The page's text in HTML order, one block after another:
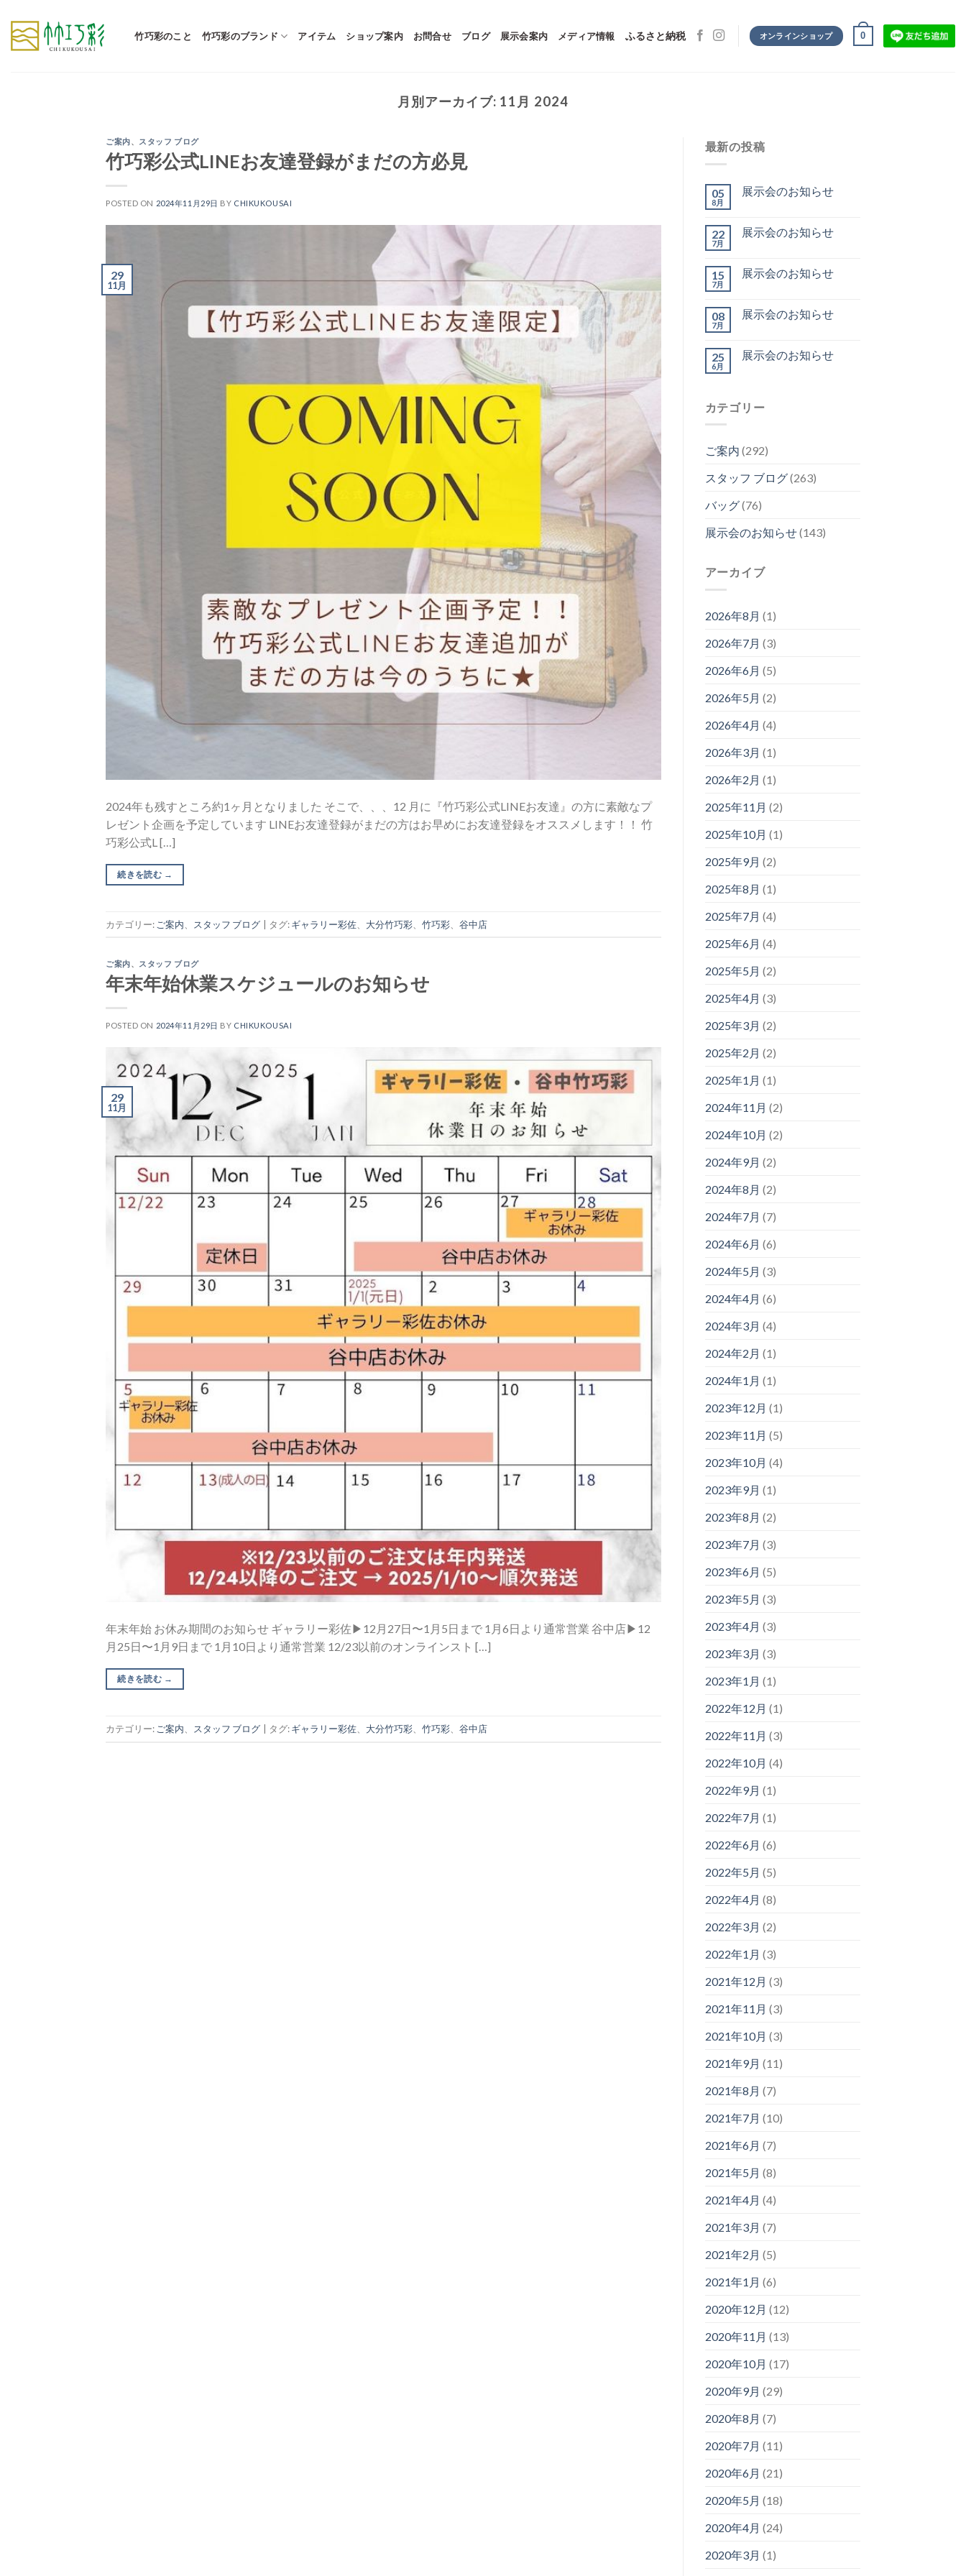
content
竹巧彩のこと 竹巧彩のブランド アイテム ショップ案内 お問合せ ブログ 展示会案内 メディア情報 ふるさと納税 オンラインショップ 0
月別アーカイブ: 11月 2024
ご案内、 スタッフ ブログ
竹巧彩公式LINEお友達登録がまだの方必見
POSTED ON 2024年11月29日 BY CHIKUKOUSAI
29
11月
2024年も残すところ約1ヶ月となりました そこで、、、12 月に『竹巧彩公式LINEお友達』の方に素敵なプ
レゼント企画を予定しています LINEお友達登録がまだの方はお早めにお友達登録をオススメします！！ 竹
巧彩公式L […]
続きを読む →
カテゴリー: ご案内 スタッフ ブログ タグ:ギャラリー彩佐 大分竹巧彩 竹巧彩 谷中店
ご案内、 スタッフ ブログ
年末年始休業スケジュールのお知らせ
POSTED ON 2024年11月29日 BY CHIKUKOUSAI
29
11月
年末年始 お休み期間のお知らせ ギャラリー彩佐▶︎12月27日〜1月5日まで 1月6日より通常営業 谷中店▶︎12
月25日〜1月9日まで 1月10日より通常営業 12/23以前のオンラインスト […]
続きを読む →
カテゴリー: ご案内 スタッフ ブログ タグ:ギャラリー彩佐 大分竹巧彩 竹巧彩 谷中店
最新の投稿
05
8月
展示会のお知らせ
22
7月
展示会のお知らせ
15
7月
展示会のお知らせ
08
7月
展示会のお知らせ
25
6月
展示会のお知らせ
カテゴリー
ご案内 (292)
スタッフ ブログ(263)
バッグ(76)
展示会のお知らせ(143)
アーカイブ
2026年8月 (1)
2026年7月 (3)
2026年6月 (5)
2026年5月 (2)
2026年4月 (4)
2026年3月 (1)
2026年2月 (1)
2025年11月 (2)
2025年10月 (1)
2025年9月 (2)
2025年8月 (1)
2025年7月 (4)
2025年6月 (4)
2025年5月 (2)
2025年4月 (3)
2025年3月 (2)
2025年2月 (2)
2025年1月 (1)
2024年11月 (2)
2024年10月 (2)
2024年9月 (2)
2024年8月 (2)
2024年7月 (7)
2024年6月 (6)
2024年5月 (3)
2024年4月 (6)
2024年3月 (4)
2024年2月 (1)
2024年1月 (1)
2023年12月 (1)
2023年11月 (5)
2023年10月 (4)
2023年9月 (1)
2023年8月 (2)
2023年7月 (3)
2023年6月 (5)
2023年5月 (3)
2023年4月 (3)
2023年3月 (3)
2023年1月 (1)
2022年12月 (1)
2022年11月 (3)
2022年10月 (4)
2022年9月 (1)
2022年7月 (1)
2022年6月 (6)
2022年5月 (5)
2022年4月 (8)
2022年3月 (2)
2022年1月 (3)
2021年12月 (3)
2021年11月 (3)
2021年10月 (3)
2021年9月 (11)
2021年8月 (7)
2021年7月 (10)
2021年6月 (7)
2021年5月 (8)
2021年4月 (4)
2021年3月 (7)
2021年2月 (5)
2021年1月 (6)
2020年12月 (12)
2020年11月 (13)
2020年10月 (17)
2020年9月 (29)
2020年8月 (7)
2020年7月 (11)
2020年6月 (21)
2020年5月 (18)
2020年4月 (24)
2020年3月 (1)